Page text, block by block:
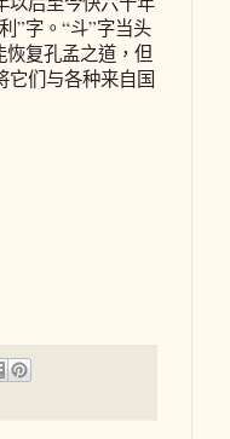
”字。“斗”字当头
恢复孔孟之道，但
它们与各种来自国